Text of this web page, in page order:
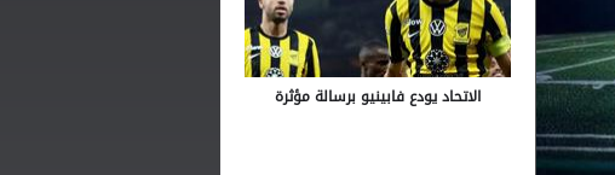
الاتحاد يودع فابينيو برسالة مؤثرة